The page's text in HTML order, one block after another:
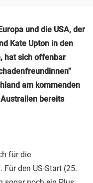
und die USA, der
Kate Upton in den
hat sich offenbar
am kommenden
bereits
für die
den US-Start (25.